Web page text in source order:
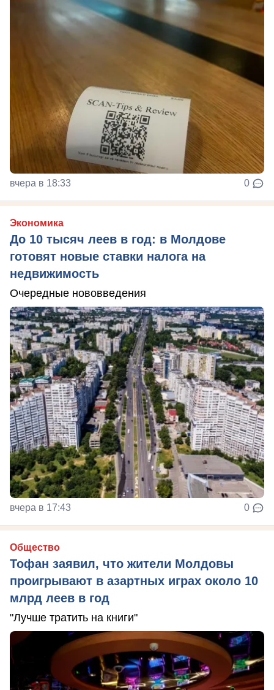
вчера в 18:33 0
Экономика
До 10 тысяч леев в год: в Молдове
готовят новые ставки налога на
недвижимость
Очередные нововведения
вчера в 17:43 0
Общество
Тофан заявил, что жители Молдовы
проигрывают в азартных играх около 10
млрд леев в год
"Лучше тратить на книги"